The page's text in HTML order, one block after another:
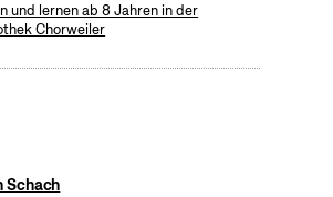
und lernen ab 8 Jahren in der
Chorweiler
Schach